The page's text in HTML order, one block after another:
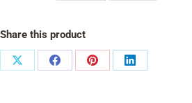
Share this product